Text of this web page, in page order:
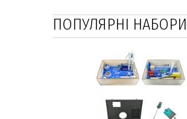
ПОПУЛЯРНІ НАБОРИ